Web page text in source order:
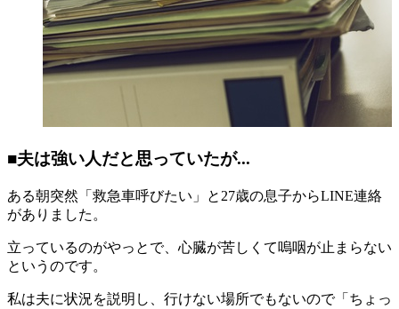
■夫は強い人だと思っていたが...
ある朝突然「救急車呼びたい」と27歳の息子からLINE連絡
がありました。
立っているのがやっとで、心臓が苦しくて嗚咽が止まらない
というのです。
私は夫に状況を説明し、行けない場所でもないので「ちょっ